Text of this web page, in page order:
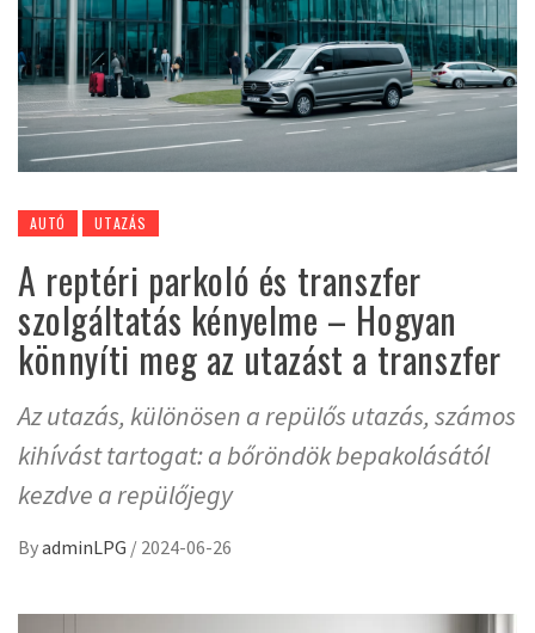
AUTÓ UTAZÁS
A reptéri parkoló és transzfer
szolgáltatás kényelme – Hogyan
könnyíti meg az utazást a transzfer
Az utazás, különösen a repülős utazás, számos
kihívást tartogat: a bőröndök bepakolásától
kezdve a repülőjegy
ByadminLPG / 2024-06-26